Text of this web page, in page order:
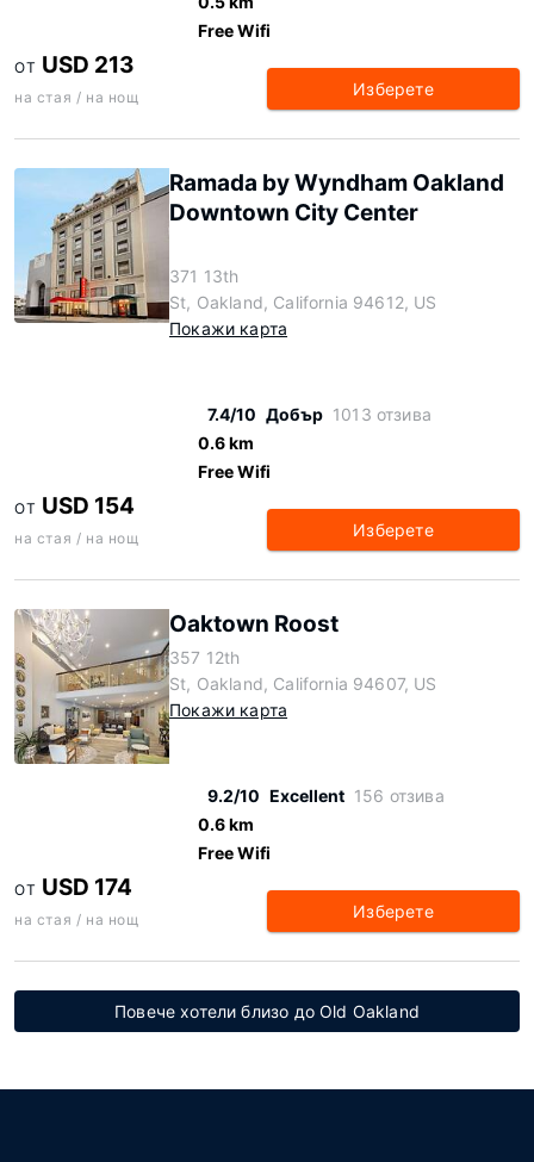
Free Wifi
ОТ USD 213
на стая / на нощ Изберете
Ramada by Wyndham Oakland
Downtown City Center
371 13th
St, Oakland, California 94612, US
Покажи карта
7.4/10 Добър 1013 отзива
0.6 km
Free Wifi
ОТ USD 154
на стая / на нощ Изберете
Oaktown Roost
357 12th
St, Oakland, California 94607, US
Покажи карта
9.2/10 Excellent 156 отзива
0.6 km
Free Wifi
ОТ USD 174
на стая / на нощ Изберете
Повече хотели близо до Old Oakland